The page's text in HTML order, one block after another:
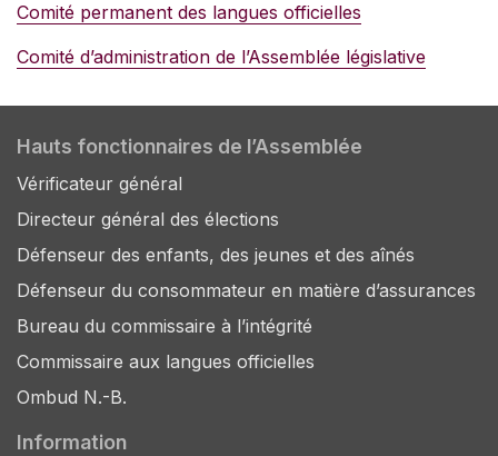
Comité permanent des langues officielles
Comité d’administration de l’Assemblée législative
Hauts fonctionnaires de l’Assemblée
Vérificateur général
Directeur général des élections
Défenseur des enfants, des jeunes et des aînés
Défenseur du consommateur en matière d’assurances
Bureau du commissaire à l’intégrité
Commissaire aux langues officielles
Ombud N.-B.
Information